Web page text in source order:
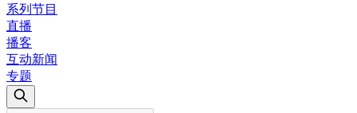
系列节目
直播
播客
互动新闻
专题